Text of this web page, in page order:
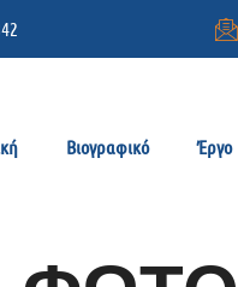
Βιογραφικό Έργο